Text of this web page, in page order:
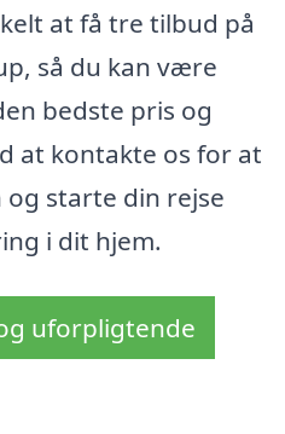
at få tre tilbud på
så du kan være
bedste pris og
at kontakte os for at
starte din rejse
i dit hjem.
uforpligtende